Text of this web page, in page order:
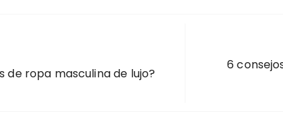
de ropa masculina de lujo?
6